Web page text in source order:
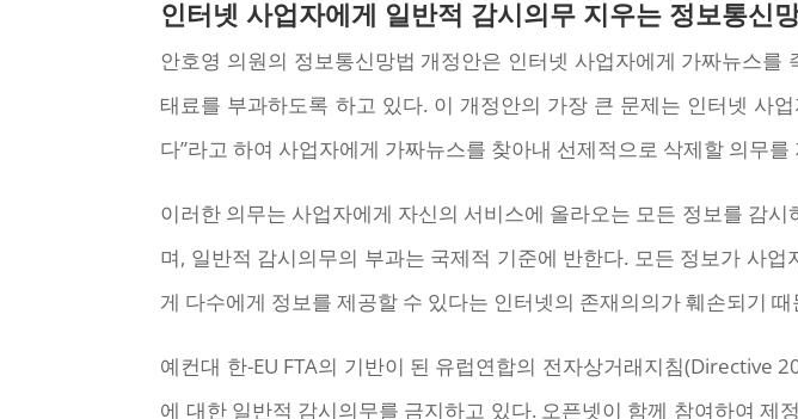
인터넷 사업자에게 일반적 감시의무 지우는 정보통신
안호영 의원의 정보통신망법 개정안은 인터넷 사업자에게 가짜뉴스
태료를 부과하도록 하고 있다. 이 개정안의 가장 큰 문제는 인터넷 사
다”라고 하여 사업자에게 가짜뉴스를 찾아내 선제적으로 삭제할 의무를
이러한 의무는 사업자에게 자신의 서비스에 올라오는 모든 정보를 감
며, 일반적 감시의무의 부과는 국제적 기준에 반한다. 모든 정보가 사
게 다수에게 정보를 제공할 수 있다는 인터넷의 존재의의가 훼손되기 때
예컨대 한-EU FTA의 기반이 된 유럽연합의 전자상거래지침(Directive
에 대한 일반적 감시의무를 금지하고 있다. 오픈넷이 함께 참여하여 제